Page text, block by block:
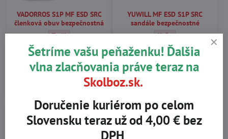
VADORROS S1P MF ESD SRC
členková obuv bezpečnostná
VADORROS S1P MF ESD SRC členková obuv bezpečnostná -
Textil
SKLADOM
53,34 €
43,37 €bez DPH
YUWILL MF ESD S1P SRC
sandále bezpečnostné
YUWILL MF ESD S1P
Koža
SKLADOM
55,25 €
44,92 €bez DPH
AKCIA AKCIA
Šetríme vašu peňaženku! Ďalšia
vlna zlacňovania práve teraz na
Skolboz.sk.
Doručenie kuriérom po celom
Slovensku teraz už od 4,00 € bez
DPH